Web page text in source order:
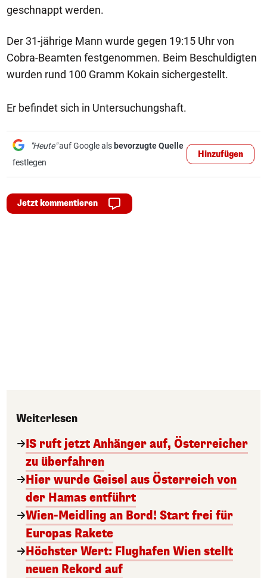
geschnappt werden.
Der 31-jährige Mann wurde gegen 19:15 Uhr von
Cobra-Beamten festgenommen. Beim Beschuldigten
wurden rund 100 Gramm Kokain sichergestellt.
Er befindet sich in Untersuchungshaft.
"Heute"auf Google als bevorzugte Quelle
festlegen
Hinzufügen
Jetzt kommentieren
Weiterlesen
IS ruft jetzt Anhänger auf, Österreicher
zu überfahren
Hier wurde Geisel aus Österreich von
der Hamas entführt
Wien-Meidling an Bord! Start frei für
Europas Rakete
Höchster Wert: Flughafen Wien stellt
neuen Rekord auf